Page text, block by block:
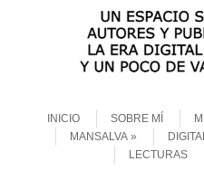
MenuINICIO
SOBRE MÍ
MANSALVA
LECTURAS